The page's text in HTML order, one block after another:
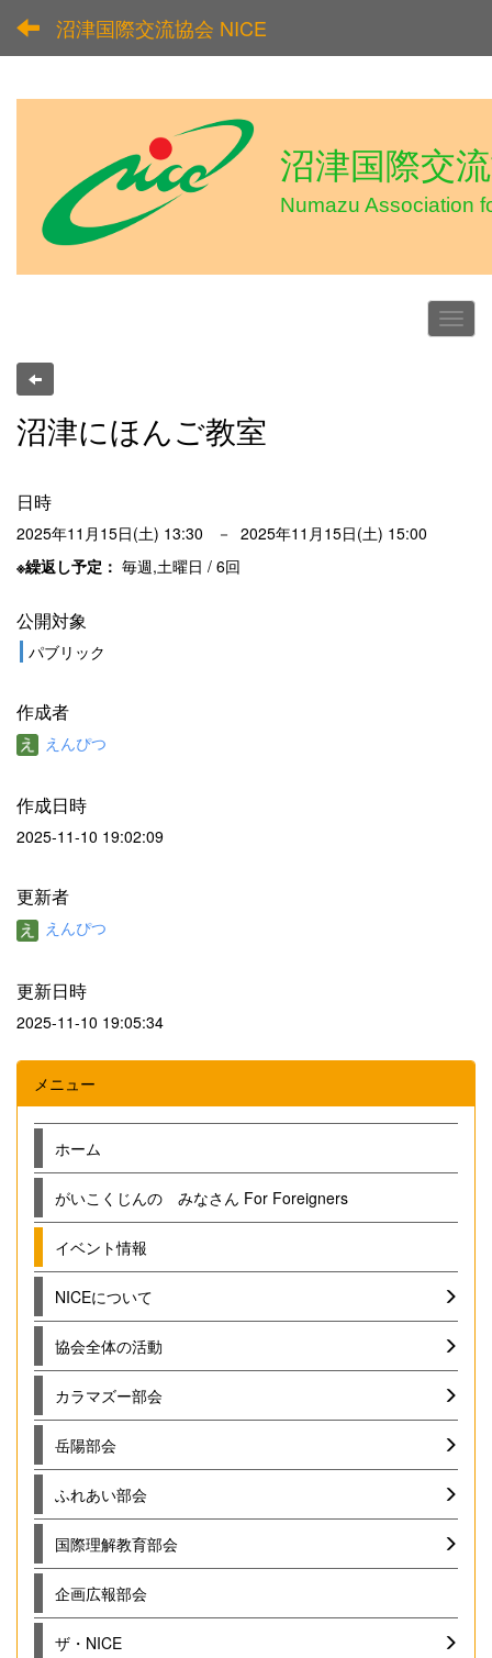
沼津国際交流協会 NICE
沼津国際交
Numazu Association
沼津にほんご教室
日時
2025年11月15日(土) 13:30 － 2025年11月15日(土) 15:00
※繰返し予定： 毎週,土曜日 / 6回
公開対象
パブリック
作成者
えんぴつ
作成日時
2025-11-10 19:02:09
更新者
えんぴつ
更新日時
2025-11-10 19:05:34
メニュー
ホーム
がいこくじんの みなさん For Foreigners
イベント情報
NICEについて
協会全体の活動
カラマズー部会
岳陽部会
ふれあい部会
国際理解教育部会
企画広報部会
ザ・NICE